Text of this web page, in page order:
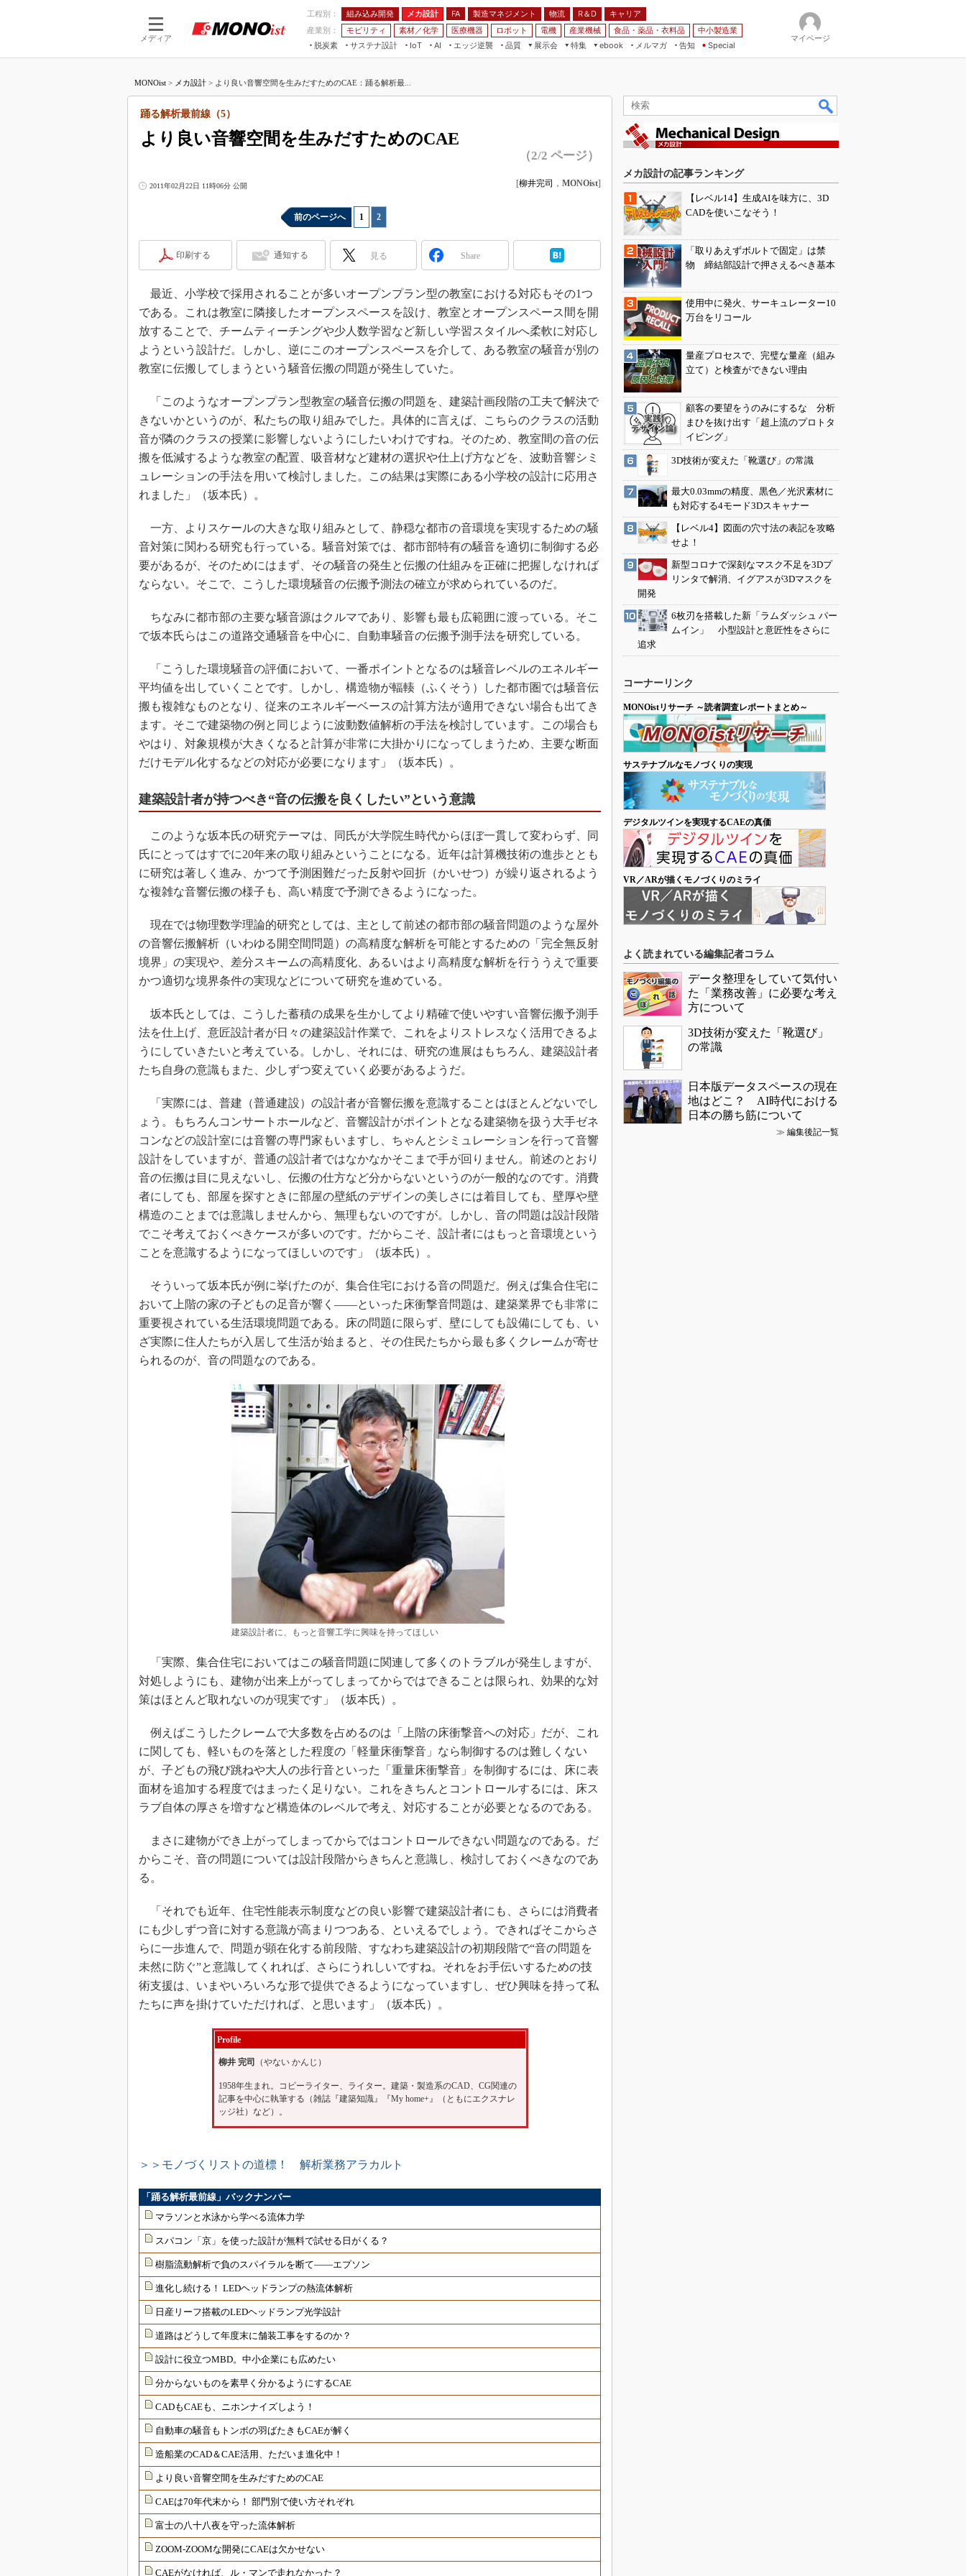
メディア
工程別： 組み込み開発 メカ設計 FA 製造マネジメント 物流 R＆D
キャリア
産業別：
モビリティ 素材／化学 医療機器 ロボット 電機 産業機械 食品・薬品・衣料品
中小製造業
脱炭素
サステナ設計
IoT
つながる工場
AI
AI×設備保全
エッジ逆襲 品質
展示会
JIMTOF
IIFES
スマート工場EXPO
EdgeTech+
日本ものづくりワールド
AUTOMOTIVE WORLD
産業オープンネット展
特集
Windows Embedded
車載ソフト開発
無償設計ツール
3Dプリンタ
デジタルツインとCAE
S＆OP
インダストリー4.0
イノベーション
製造業ビッグデータ
メイドインジャパン
植物工場
海外生産
グローバル設計・開発
制御セキュリティ
ebook
メルマガ
告知 Special
マイページ
MONOist > メカ設計 > より良い音響空間を生みだすためのCAE：踊る解析最...
より良い音響空間を生みだすためのCAE
踊る解析最前線（5）
（2/2 ページ）
2011年02月22日 11時06分 公開 [柳井完司 ， MONOist]
前のページへ 1 2
印刷する 通知する 見る Share
最近、小学校で採用されることが多いオープンプラン型の教室における対応もその1つ
である。これは教室に隣接したオープンスペースを設け、教室とオープンスペース間を開
放することで、チームティーチングや少人数学習など新しい学習スタイルへ柔軟に対応し
ようという設計だ。しかし、逆にこのオープンスペースを介して、ある教室の騒音が別の
教室に伝搬してしまうという騒音伝搬の問題が発生していた。
「このようなオープンプラン型教室の騒音伝搬の問題を、建築計画段階の工夫で解決で
きないかというのが、私たちの取り組みでした。具体的に言えば、こちらのクラスの活動
音が隣のクラスの授業に影響しないようにしたいわけですね。そのため、教室間の音の伝
搬を低減するような教室の配置、吸音材など建材の選択や仕上げ方などを、波動音響シミ
ュレーションの手法を用いて検討しました。この結果は実際にある小学校の設計に応用さ
れました」（坂本氏）。
一方、よりスケールの大きな取り組みとして、静穏な都市の音環境を実現するための騒
音対策に関わる研究も行っている。騒音対策では、都市部特有の騒音を適切に制御する必
要があるが、そのためにはまず、その騒音の発生と伝搬の仕組みを正確に把握しなければ
ならない。そこで、こうした環境騒音の伝搬予測法の確立が求められているのだ。
ちなみに都市部の主要な騒音源はクルマであり、影響も最も広範囲に渡っている。そこ
で坂本氏らはこの道路交通騒音を中心に、自動車騒音の伝搬予測手法を研究している。
「こうした環境騒音の評価において、一番ポイントとなるのは騒音レベルのエネルギー
平均値を出していくことです。しかし、構造物が輻輳（ふくそう）した都市圏では騒音伝
搬も複雑なものとなり、従来のエネルギーベースの計算方法が適用できない場合も出てき
ます。そこで建築物の例と同じように波動数値解析の手法を検討しています。この場合も
やはり、対象規模が大きくなると計算が非常に大掛かりになってしまうため、主要な断面
だけモデル化するなどの対応が必要になります」（坂本氏）。
建築設計者が持つべき“音の伝搬を良くしたい”という意識
このような坂本氏の研究テーマは、同氏が大学院生時代からほぼ一貫して変わらず、同
氏にとってはすでに20年来の取り組みということになる。近年は計算機技術の進歩ととも
に研究は著しく進み、かつて予測困難だった反射や回折（かいせつ）が繰り返されるよう
な複雑な音響伝搬の様子も、高い精度で予測できるようになった。
現在では物理数学理論的研究としては、主として前述の都市部の騒音問題のような屋外
の音響伝搬解析（いわゆる開空間問題）の高精度な解析を可能とするための「完全無反射
境界」の実現や、差分スキームの高精度化、あるいはより高精度な解析を行ううえで重要
かつ適切な境界条件の実現などについて研究を進めている。
坂本氏としては、こうした蓄積の成果を生かしてより精確で使いやすい音響伝搬予測手
法を仕上げ、意匠設計者が日々の建築設計作業で、これをよりストレスなく活用できるよ
うにしていきたいと考えている。しかし、それには、研究の進展はもちろん、建築設計者
たち自身の意識もまた、少しずつ変えていく必要があるようだ。
「実際には、普建（普通建設）の設計者が音響伝搬を意識することはほとんどないでし
ょう。もちろんコンサートホールなど、音響設計がポイントとなる建築物を扱う大手ゼネ
コンなどの設計室には音響の専門家もいますし、ちゃんとシミュレーションを行って音響
設計をしていますが、普通の設計者ではなかなかそこまで手が回りません。前述のとおり
音の伝搬は目に見えないし、伝搬の仕方など分からないというのが一般的なのです。消費
者にしても、部屋を探すときに部屋の壁紙のデザインの美しさには着目しても、壁厚や壁
構造のことまでは意識しませんから、無理もないのですが。しかし、音の問題は設計段階
でこそ考えておくべきケースが多いのです。だからこそ、設計者にはもっと音環境という
ことを意識するようになってほしいのです」（坂本氏）。
そういって坂本氏が例に挙げたのが、集合住宅における音の問題だ。例えば集合住宅に
おいて上階の家の子どもの足音が響く――といった床衝撃音問題は、建築業界でも非常に
重要視されている生活環境問題である。床の問題に限らず、壁にしても設備にしても、い
ざ実際に住人たちが入居して生活が始まると、その住民たちから最も多くクレームが寄せ
られるのが、音の問題なのである。
建築設計者に、もっと音響工学に興味を持ってほしい
「実際、集合住宅においてはこの騒音問題に関連して多くのトラブルが発生しますが、
対処しようにも、建物が出来上がってしまってからではできることは限られ、効果的な対
策はほとんど取れないのが現実です」（坂本氏）。
例えばこうしたクレームで大多数を占めるのは「上階の床衝撃音への対応」だが、これ
に関しても、軽いものを落とした程度の「軽量床衝撃音」なら制御するのは難しくない
が、子どもの飛び跳ねや大人の歩行音といった「重量床衝撃音」を制御するには、床に表
面材を追加する程度ではまったく足りない。これをきちんとコントロールするには、床ス
ラブ自体の厚さを増すなど構造体のレベルで考え、対応することが必要となるのである。
まさに建物ができ上がってしまってからではコントロールできない問題なのである。だ
からこそ、音の問題については設計段階からきちんと意識し、検討しておくべきなのであ
る。
「それでも近年、住宅性能表示制度などの良い影響で建築設計者にも、さらには消費者
にも少しずつ音に対する意識が高まりつつある、といえるでしょう。できればそこからさ
らに一歩進んで、問題が顕在化する前段階、すなわち建築設計の初期段階で“音の問題を
未然に防ぐ”と意識してくれれば、さらにうれしいですね。それをお手伝いするための技
術支援は、いまやいろいろな形で提供できるようになっていますし、ぜひ興味を持って私
たちに声を掛けていただければ、と思います」（坂本氏）。
Profile
柳井 完司 （やない かんじ）
1958年生まれ。コピーライター、ライター。建築・製造系のCAD、CG関連の
記事を中心に執筆する（雑誌『建築知識』『My home+』（ともにエクスナレ
ッジ社）など）。
＞＞モノづくリストの道標！ 解析業務アラカルト
「踊る解析最前線」バックナンバー
マラソンと水泳から学べる流体力学
スパコン「京」を使った設計が無料で試せる日がくる？
樹脂流動解析で負のスパイラルを断て――エプソン
進化し続ける！ LEDヘッドランプの熱流体解析
日産リーフ搭載のLEDヘッドランプ光学設計
道路はどうして年度末に舗装工事をするのか？
設計に役立つMBD。中小企業にも広めたい
分からないものを素早く分かるようにするCAE
CADもCAEも、ニホンナイズしよう！
自動車の騒音もトンボの羽ばたきもCAEが解く
造船業のCAD＆CAE活用、ただいま進化中！
より良い音響空間を生みだすためのCAE
CAEは70年代末から！ 部門別で使い方それぞれ
富士の八十八夜を守った流体解析
ZOOM-ZOOMな開発にCAEは欠かせない
CAEがなければ、ル・マンで走れなかった？
メカ設計の記事ランキング
【レベル14】生成AIを味方に、3D
CADを使いこなそう！
「取りあえずボルトで固定」は禁
物 締結部設計で押さえるべき基本
使用中に発火、サーキュレーター10
万台をリコール
量産プロセスで、完璧な量産（組み
立て）と検査ができない理由
顧客の要望をうのみにするな 分析
まひを抜け出す「超上流のプロトタ
イピング」
3D技術が変えた「靴選び」の常識
最大0.03mmの精度、黒色／光沢素材に
も対応する4モード3Dスキャナー
【レベル4】図面の穴寸法の表記を攻略
せよ！
新型コロナで深刻なマスク不足を3Dプ
リンタで解消、イグアスが3Dマスクを
開発
6枚刃を搭載した新「ラムダッシュ パー
ムイン」 小型設計と意匠性をさらに
追求
コーナーリンク
MONOistリサーチ ～読者調査レポートまとめ～
サステナブルなモノづくりの実現
デジタルツインを実現するCAEの真価
VR／ARが描くモノづくりのミライ
よく読まれている編集記者コラム
データ整理をしていて気付い
た「業務改善」に必要な考え
方について
3D技術が変えた「靴選び」
の常識
日本版データスペースの現在
地はどこ？ AI時代における
日本の勝ち筋について
≫ 編集後記一覧